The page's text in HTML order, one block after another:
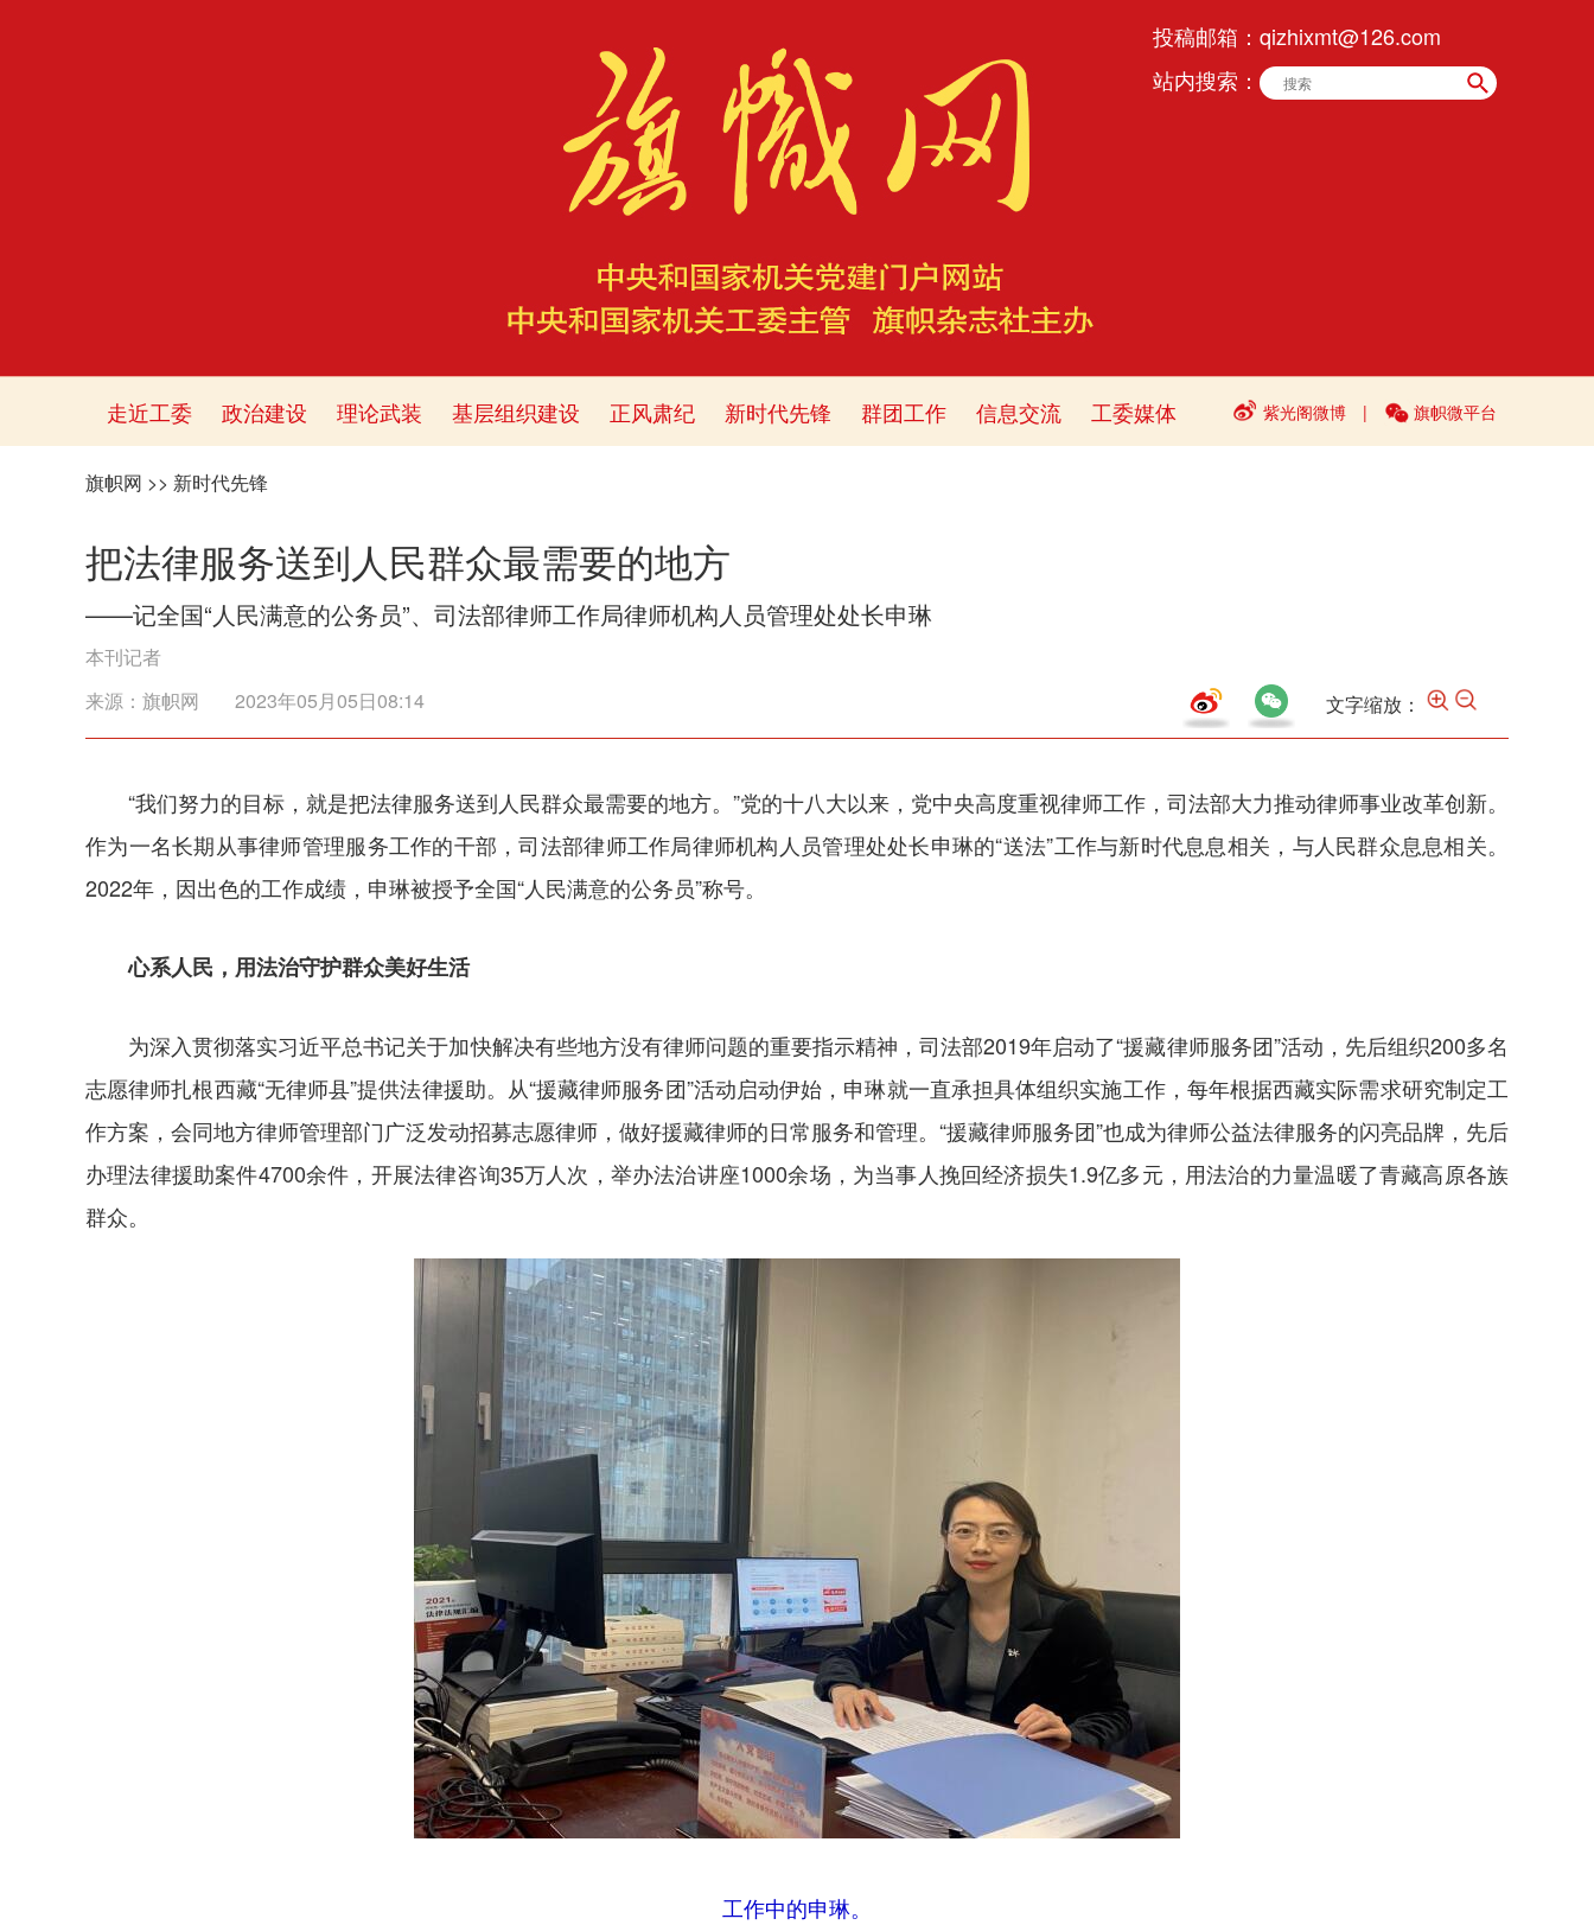
投稿邮箱： qizhixmt@126.com
站内搜索：
走近工委 政治建设 理论武装 基层组织建设 正风肃纪 新时代先锋 群团工作 信息交流 工委媒体 紫光阁微博 | 旗帜微平台
旗帜网 >> 新时代先锋
把法律服务送到人民群众最需要的地方
——记全国“人民满意的公务员”、司法部律师工作局律师机构人员管理处处长申琳
本刊记者
来源： 旗帜网 2023年05月05日08:14 文字缩放：
“我们努力的目标，就是把法律服务送到人民群众最需要的地方。”党的十八大以来，党中央高度重视律师工作，司法部大力推动律师事业改革创新。
作为一名长期从事律师管理服务工作的干部，司法部律师工作局律师机构人员管理处处长申琳的“送法”工作与新时代息息相关，与人民群众息息相关。
2022年，因出色的工作成绩，申琳被授予全国“人民满意的公务员”称号。
心系人民，用法治守护群众美好生活
为深入贯彻落实习近平总书记关于加快解决有些地方没有律师问题的重要指示精神，司法部2019年启动了“援藏律师服务团”活动，先后组织200多名
志愿律师扎根西藏“无律师县”提供法律援助。从“援藏律师服务团”活动启动伊始，申琳就一直承担具体组织实施工作，每年根据西藏实际需求研究制定工
作方案，会同地方律师管理部门广泛发动招募志愿律师，做好援藏律师的日常服务和管理。“援藏律师服务团”也成为律师公益法律服务的闪亮品牌，先后
办理法律援助案件4700余件，开展法律咨询35万人次，举办法治讲座1000余场，为当事人挽回经济损失1.9亿多元，用法治的力量温暖了青藏高原各族
群众。
工作中的申琳。